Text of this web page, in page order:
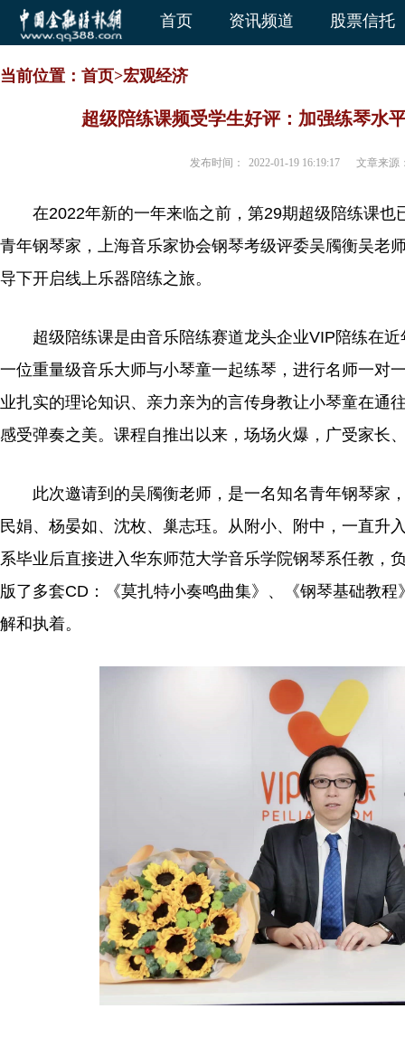
首页 资讯频道 股票信托
当前位置： 首页>宏观经济
超级陪练课频受学生好评：加强练琴水
发布时间： 2022-01-19 16:19:17 文章来源
在2022年新的一年来临之前，第29期超级陪练课也
青年钢琴家，上海音乐家协会钢琴考级评委吴斶衡吴老
导下开启线上乐器陪练之旅。
超级陪练课是由音乐陪练赛道龙头企业VIP陪练在近
一位重量级音乐大师与小琴童一起练琴，进行名师一对
业扎实的理论知识、亲力亲为的言传身教让小琴童在通
感受弹奏之美。课程自推出以来，场场火爆，广受家长
此次邀请到的吴斶衡老师，是一名知名青年钢琴家
民娟、杨晏如、沈枚、巢志珏。从附小、附中，一直升
系毕业后直接进入华东师范大学音乐学院钢琴系任教，
版了多套CD：《莫扎特小奏鸣曲集》、《钢琴基础教
解和执着。